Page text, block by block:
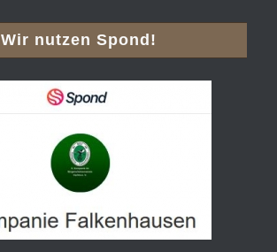
Wir nutzen Spond!